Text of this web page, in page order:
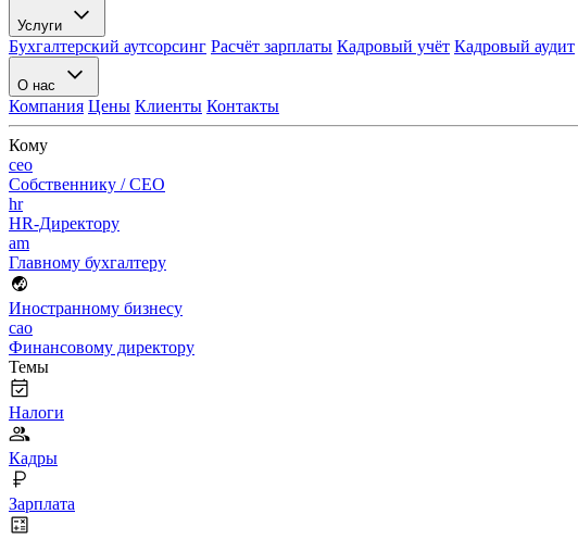
Услуги
Бухгалтерский аутсорсинг Расчёт зарплаты Кадровый учёт Кадровый аудит
О нас
Компания Цены Клиенты Контакты
Кому
ceo
Собственнику / CEO
hr
HR-Директору
am
Главному бухгалтеру
Иностранному бизнесу
cao
Финансовому директору
Темы
Налоги
Кадры
Зарплата